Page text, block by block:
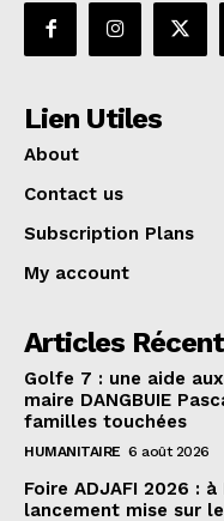
Lien Utiles
About
Contact us
Subscription Plans
My account
Articles
Golfe 7 : une aide
maire DANGBUIE
familles touchées
HUMANITAIRE 6 août 2026
Foire ADJAFI 2026 :
lancement mise sur